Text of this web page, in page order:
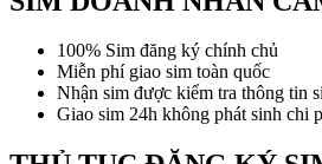
100% Sim đăng ký chính chủ
Miễn phí giao sim toàn quốc
Nhận sim được kiểm tra thông tin
Giao sim 24h không phát sinh chi